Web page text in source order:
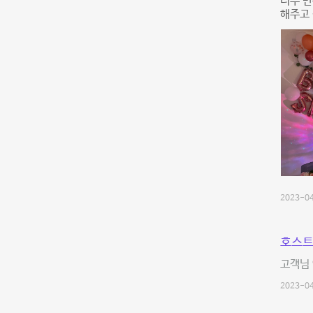
해주
2023-
호스
고객님
2023-